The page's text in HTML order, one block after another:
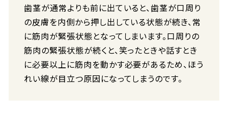
歯茎が通常よりも前に出ていると、歯茎が口周り
の皮膚を内側から押し出している状態が続き、常
に筋肉が緊張状態となってしまいます。口周りの
筋肉の緊張状態が続くと、笑ったときや話すとき
に必要以上に筋肉を動かす必要があるため、ほう
れい線が目立つ原因になってしまうのです。